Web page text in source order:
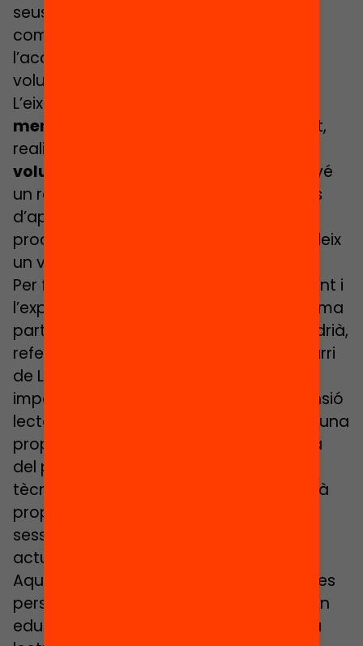
seus aprenentatges i a incrementar les
competències lectores amb
l’acompanyament d’una persona
voluntària.
L’eix central de la metodologia són les
mentories lectores
que, setmanalment,
realitzen més de
voluntàries
. La persona mentora esdevé
un referent pels infants en el seu procés
d’aprenentatge, l’acompanya en el seu
procés de construcció personal i estableix
un vincle de confiança.
Per fer-ho comptem amb el coneixement i
l’expertesa de
(mestra, forma
part de l’equip LIC de Badalona i Sant Adrià,
referent del Pla Educatiu d’Entorn del barri
de La Salut-Llefià), que parlarà sobre la
importància de la fomentar la comprensió
lectora i de com la mentoria lectora és una
proposta d’èxit a través de l’experiència
del programa LECXIT. I,
tècnica del programa LECXIT, presentarà
propostes per portar a terme a les
sessions LECXIT a partir d’experiències
actuals.
Aquest webinar s’adreça a totes aquelles
persones i institucions vinculades al món
educatiu i/o interessades a fomentar la